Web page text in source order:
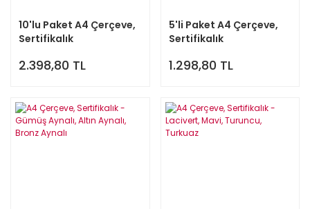
10'lu Paket A4 Çerçeve,
Sertifikalık
2.398,80 TL
5'li Paket A4 Çerçeve,
Sertifikalık
1.298,80 TL